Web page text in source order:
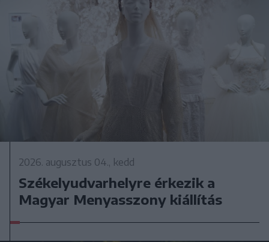
2026. augusztus 04., kedd
Székelyudvarhelyre érkezik a
Magyar Menyasszony kiállítás